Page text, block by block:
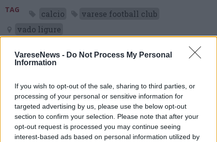
VareseNews - Do Not Process My Personal
Information
If you wish to opt-out of the sale, sharing to third parties, or
processing of your personal or sensitive information for
targeted advertising by us, please use the below opt-out
section to confirm your selection. Please note that after your
opt-out request is processed you may continue seeing
interest-based ads based on personal information utilized by
TAG calcio
varese football club
vado ligure
Cogliati illude il Varese: il Vado lo ribalta e vince 3-1